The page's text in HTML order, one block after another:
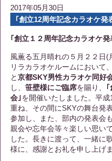
2017年05月30日
｢創立12周年記念カラオケ発
｢創立１２周年記念カラオケ
風薫る五月晴れの５月２２日(
リラカラオケルームにおいて、
と京都SKY男性カラオケ同好
し、 笹壁様にご臨席を賜り、
会｣ を開催いたしました。平
重ね、その間にSKYの舞台発
参加し、また、部内の発表会
親会や忘年会等々楽しい思い
した。長きに渡って、一緒に
様に、感謝とお礼を申し上げま